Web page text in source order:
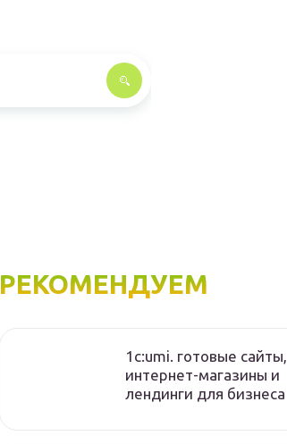
РЕКОМЕНДУЕМ
1с:umi. готовые сайты,
интернет-магазины и
лендинги для бизнеса